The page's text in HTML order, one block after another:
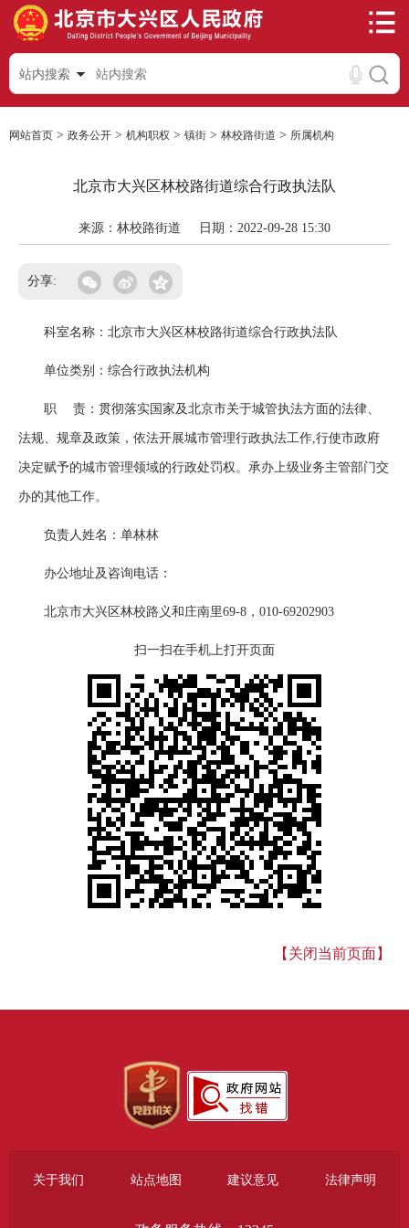
站内搜索
网站首页 > 政务公开 > 机构职权 > 镇街 > 林校路街道 > 所属机构
北京市大兴区林校路街道综合行政执法队
来源：林校路街道 日期：2022-09-28 15:30
分享:
科室名称：北京市大兴区林校路街道综合行政执法队
单位类别：综合行政执法机构
职 责：贯彻落实国家及北京市关于城管执法方面的法律、
法规、规章及政策，依法开展城市管理行政执法工作,行使市政府
决定赋予的城市管理领域的行政处罚权。承办上级业务主管部门交
办的其他工作。
负责人姓名：单林林
办公地址及咨询电话：
北京市大兴区林校路义和庄南里69-8，010-69202903
扫一扫在手机上打开页面
【关闭当前页面】
关于我们 站点地图 建议意见 法律声明